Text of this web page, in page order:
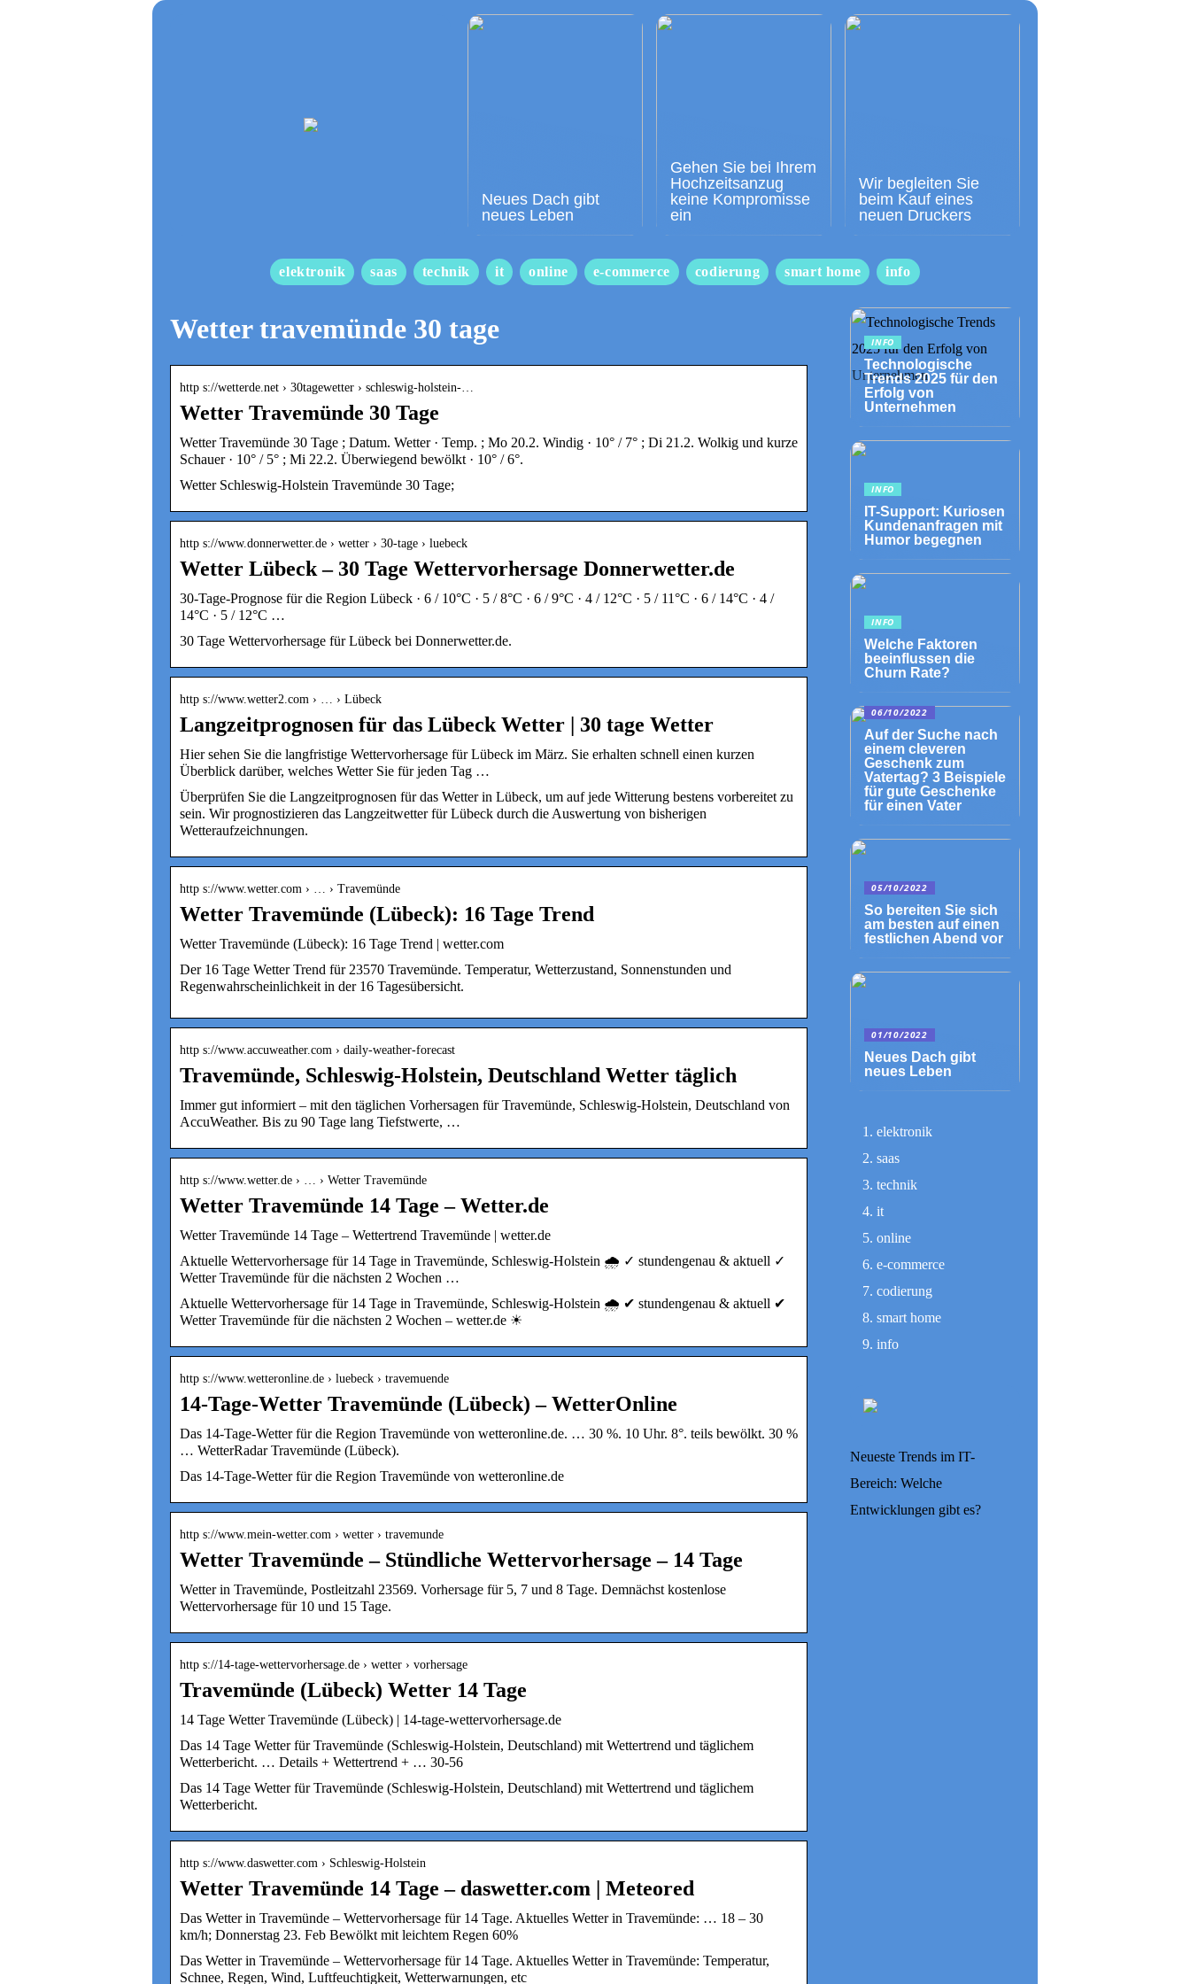
Neues Dach gibt
neues Leben
Gehen Sie bei Ihrem
Hochzeitsanzug
keine Kompromisse
ein
Wir begleiten Sie
beim Kauf eines
neuen Druckers
elektronik saas technik it online e-commerce codierung smart home info
Wetter travemünde 30 tage
http s://wetterde.net › 30tagewetter › schleswig-holstein-…
Wetter Travemünde 30 Tage
Wetter Travemünde 30 Tage ; Datum. Wetter · Temp. ; Mo 20.2. Windig · 10° / 7° ; Di 21.2. Wolkig und kurze
Schauer · 10° / 5° ; Mi 22.2. Überwiegend bewölkt · 10° / 6°.
Wetter Schleswig-Holstein Travemünde 30 Tage;
http s://www.donnerwetter.de › wetter › 30-tage › luebeck
Wetter Lübeck – 30 Tage Wettervorhersage Donnerwetter.de
30-Tage-Prognose für die Region Lübeck · 6 / 10°C · 5 / 8°C · 6 / 9°C · 4 / 12°C · 5 / 11°C · 6 / 14°C · 4 /
14°C · 5 / 12°C …
30 Tage Wettervorhersage für Lübeck bei Donnerwetter.de.
http s://www.wetter2.com › … › Lübeck
Langzeitprognosen für das Lübeck Wetter | 30 tage Wetter
Hier sehen Sie die langfristige Wettervorhersage für Lübeck im März. Sie erhalten schnell einen kurzen
Überblick darüber, welches Wetter Sie für jeden Tag …
Überprüfen Sie die Langzeitprognosen für das Wetter in Lübeck, um auf jede Witterung bestens vorbereitet zu
sein. Wir prognostizieren das Langzeitwetter für Lübeck durch die Auswertung von bisherigen
Wetteraufzeichnungen.
http s://www.wetter.com › … › Travemünde
Wetter Travemünde (Lübeck): 16 Tage Trend
Wetter Travemünde (Lübeck): 16 Tage Trend | wetter.com
Der 16 Tage Wetter Trend für 23570 Travemünde. Temperatur, Wetterzustand, Sonnenstunden und
Regenwahrscheinlichkeit in der 16 Tagesübersicht.
http s://www.accuweather.com › daily-weather-forecast
Travemünde, Schleswig-Holstein, Deutschland Wetter täglich
Immer gut informiert – mit den täglichen Vorhersagen für Travemünde, Schleswig-Holstein, Deutschland von
AccuWeather. Bis zu 90 Tage lang Tiefstwerte, …
http s://www.wetter.de › … › Wetter Travemünde
Wetter Travemünde 14 Tage – Wetter.de
Wetter Travemünde 14 Tage – Wettertrend Travemünde | wetter.de
Aktuelle Wettervorhersage für 14 Tage in Travemünde, Schleswig-Holstein 🌧️ ✓ stundengenau & aktuell ✓
Wetter Travemünde für die nächsten 2 Wochen …
Aktuelle Wettervorhersage für 14 Tage in Travemünde, Schleswig-Holstein 🌧️ ✔ stundengenau & aktuell ✔
Wetter Travemünde für die nächsten 2 Wochen – wetter.de ☀
http s://www.wetteronline.de › luebeck › travemuende
14-Tage-Wetter Travemünde (Lübeck) – WetterOnline
Das 14-Tage-Wetter für die Region Travemünde von wetteronline.de. … 30 %. 10 Uhr. 8°. teils bewölkt. 30 %
… WetterRadar Travemünde (Lübeck).
Das 14-Tage-Wetter für die Region Travemünde von wetteronline.de
http s://www.mein-wetter.com › wetter › travemunde
Wetter Travemünde – Stündliche Wettervorhersage – 14 Tage
Wetter in Travemünde, Postleitzahl 23569. Vorhersage für 5, 7 und 8 Tage. Demnächst kostenlose
Wettervorhersage für 10 und 15 Tage.
http s://14-tage-wettervorhersage.de › wetter › vorhersage
Travemünde (Lübeck) Wetter 14 Tage
14 Tage Wetter Travemünde (Lübeck) | 14-tage-wettervorhersage.de
Das 14 Tage Wetter für Travemünde (Schleswig-Holstein, Deutschland) mit Wettertrend und täglichem
Wetterbericht. … Details + Wettertrend + … 30-56
Das 14 Tage Wetter für Travemünde (Schleswig-Holstein, Deutschland) mit Wettertrend und täglichem
Wetterbericht.
http s://www.daswetter.com › Schleswig-Holstein
Wetter Travemünde 14 Tage – daswetter.com | Meteored
Das Wetter in Travemünde – Wettervorhersage für 14 Tage. Aktuelles Wetter in Travemünde: … 18 – 30
km/h; Donnerstag 23. Feb Bewölkt mit leichtem Regen 60%
Das Wetter in Travemünde – Wettervorhersage für 14 Tage. Aktuelles Wetter in Travemünde: Temperatur,
Schnee, Regen, Wind, Luftfeuchtigkeit, Wetterwarnungen, etc
INFO
Technologische
Trends 2025 für den
Erfolg von
Unternehmen
INFO
IT-Support: Kuriosen
Kundenanfragen mit
Humor begegnen
INFO
Welche Faktoren
beeinflussen die
Churn Rate?
06/10/2022
Auf der Suche nach
einem cleveren
Geschenk zum
Vatertag? 3 Beispiele
für gute Geschenke
für einen Vater
05/10/2022
So bereiten Sie sich
am besten auf einen
festlichen Abend vor
01/10/2022
Neues Dach gibt
neues Leben
elektronik
saas
technik
it
online
e-commerce
codierung
smart home
info
Neueste Trends im IT-
Bereich: Welche
Entwicklungen gibt es?